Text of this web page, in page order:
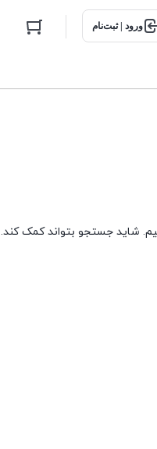
ورود | ثبت‌نام
شاید جستجو بتواند کمک کند.